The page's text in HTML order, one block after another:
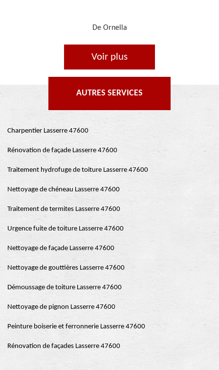
De Je cours je peins
Voir plus
AUTRES SERVICES
Charpentier Lasserre 47600
Rénovation de façade Lasserre 47600
Traitement hydrofuge de toiture Lasserre 47600
Nettoyage de chéneau Lasserre 47600
Traitement de termites Lasserre 47600
Urgence fuite de toiture Lasserre 47600
Nettoyage de façade Lasserre 47600
Nettoyage de gouttières Lasserre 47600
Démoussage de toiture Lasserre 47600
Nettoyage de pignon Lasserre 47600
Peinture boiserie et ferronnerie Lasserre 47600
Rénovation de façades Lasserre 47600